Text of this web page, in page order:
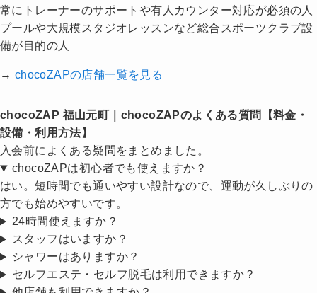
常にトレーナーのサポートや有人カウンター対応が必須の人
プールや大規模スタジオレッスンなど総合スポーツクラブ設
備が目的の人
→ chocoZAPの店舗一覧を見る
chocoZAP 福山元町｜chocoZAPのよくある質問【料金・
設備・利用方法】
入会前によくある疑問をまとめました。
chocoZAPは初心者でも使えますか？
はい。短時間でも通いやすい設計なので、運動が久しぶりの
方でも始めやすいです。
24時間使えますか？
スタッフはいますか？
シャワーはありますか？
セルフエステ・セルフ脱毛は利用できますか？